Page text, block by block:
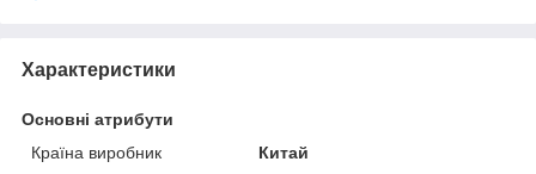
Характеристики
Основні атрибути
Країна виробник
Китай